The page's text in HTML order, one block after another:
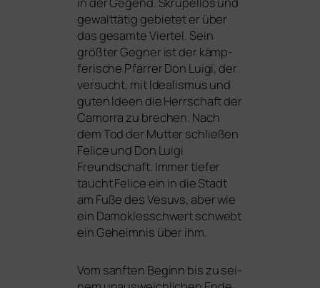
gewalt­tä­tig gebie­tet er über
das gesam­te Viertel. Sein
größ­ter Gegner ist der kämp­
fe­ri­sche Pfarrer Don Luigi, der
ver­sucht, mit Idealismus und
guten Ideen die Herrschaft der
Camorra zu bre­chen. Nach
dem Tod der Mutter schlie­ßen
Felice und Don Luigi
Freundschaft. Immer tie­fer
taucht Felice ein in die Stadt
am Fuße des Vesuvs, aber wie
ein Damoklesschwert schwebt
ein Geheimnis über ihm.
Vom sanf­ten Beginn bis zu sei­